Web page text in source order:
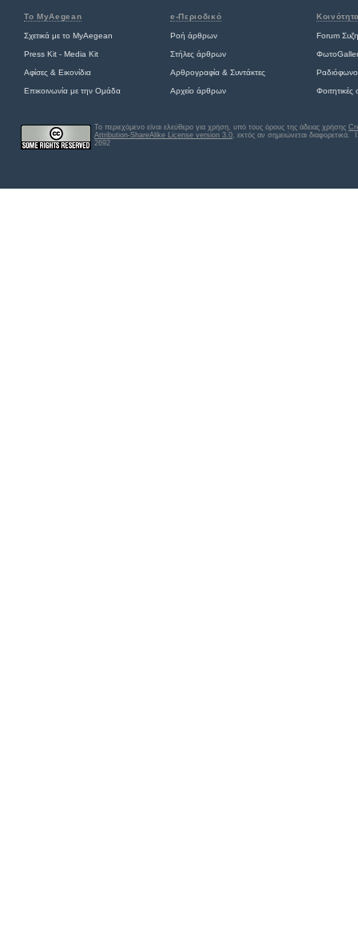
Το MyAegean e-Περιοδικό
Σχετικά με το MyAegean Ροή άρθρων Forum
Press Kit - Media Kit Στήλες άρθρων
Αφίσες & Εικονίδια Αρθρογραφία & Συντάκτες Ραδιόφωνο
Επικοινωνία με την Ομάδα Αρχείο άρθρων
Το περιεχόμενο είναι ελεύθερο για χρήση, υπό τους όρους της άδειας χρήσης
Attribution-ShareAlike License version 3.0, εκτός αν σημειώνεται διαφορετικά.
2692